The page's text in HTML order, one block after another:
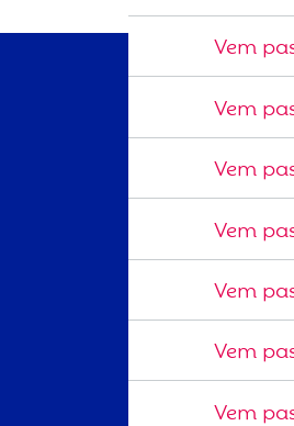
Vem
Vem
Vem
Vem
Vem
Vem
Vem